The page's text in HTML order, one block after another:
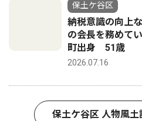
保土ケ谷区
納税意識の向上
の会長を務め
町出身 51歳
2026.07.16
保土ケ谷区 人物風